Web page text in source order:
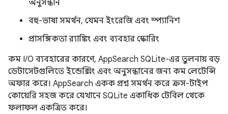
অনুসন্ধান
বহু-ভাষা সমর্থন, যেমন ইংরেজি এবং স্প্যানিশ
প্রাসঙ্গিকতা র‌্যাঙ্কিং এবং ব্যবহার স্কোরিং
কম I/O ব্যবহারের কারণে, AppSearch SQLite-এর তুলনায় বড়
ডেটাসেটগুলিতে ইন্ডেক্সিং এবং অনুসন্ধানের জন্য কম লেটেন্সি
অফার করে। AppSearch একক প্রশ্ন সমর্থন করে ক্রস-টাইপ
কোয়েরি সহজ করে যেখানে SQLite একাধিক টেবিল থেকে
ফলাফল একত্রিত করে।